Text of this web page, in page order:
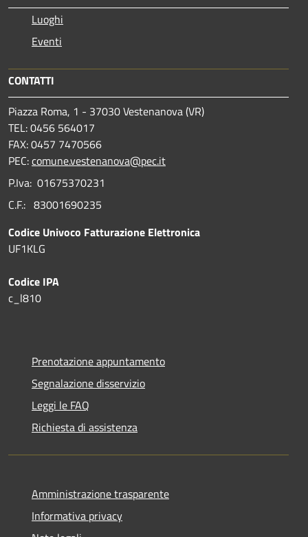
Luoghi
Eventi
CONTATTI
Piazza Roma, 1 - 37030 Vestenanova (VR)
TEL: 0456 564017
FAX: 0457 7470566
PEC:comune.vestenanova@pec.it
P.Iva: 01675370231
C.F.: 83001690235
Codice Univoco Fatturazione Elettronica
UF1KLG
Codice IPA
c_l810
Prenotazione appuntamento
Segnalazione disservizio
Leggi le FAQ
Richiesta di assistenza
Amministrazione trasparente
Informativa privacy